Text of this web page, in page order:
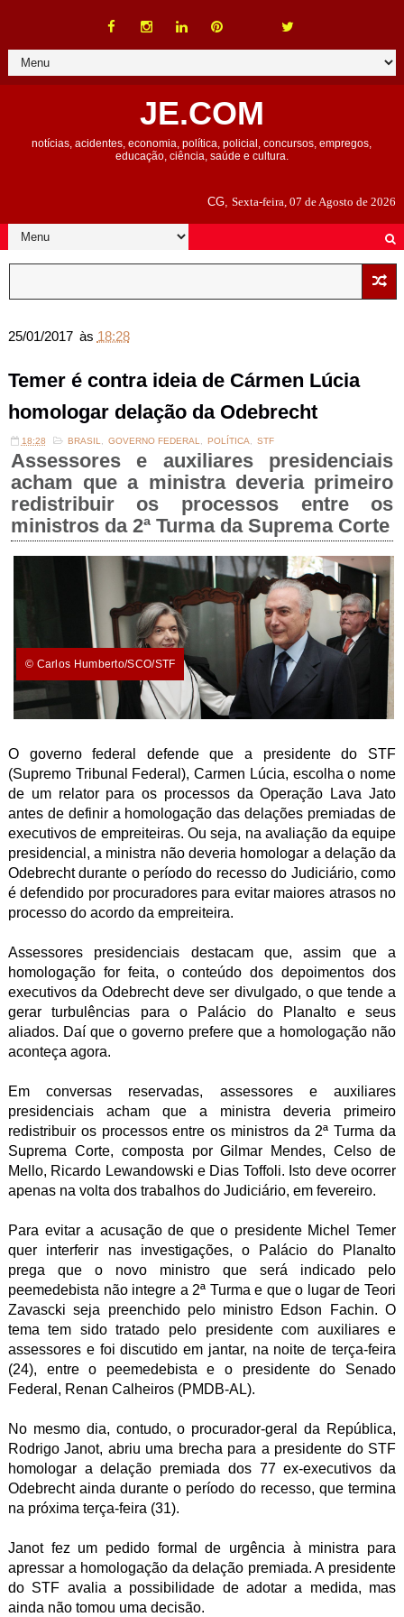
JE.COM
notícias, acidentes, economia, política, policial, concursos, empregos,
educação, ciência, saúde e cultura.
CG,Sexta-feira, 07 de Agosto de 2026
25/01/2017 às 18:28
Temer é contra ideia de Cármen Lúcia
homologar delação da Odebrecht
18:28 BRASIL GOVERNO FEDERAL POLÍTICA STF
Assessores e auxiliares presidenciais
acham que a ministra deveria primeiro
redistribuir os processos entre os
ministros da 2ª Turma da Suprema Corte
© Carlos Humberto/SCO/STF
O governo federal defende que a presidente do STF
(Supremo Tribunal Federal), Carmen Lúcia, escolha o nome
de um relator para os processos da Operação Lava Jato
antes de definir a homologação das delações premiadas de
executivos de empreiteiras. Ou seja, na avaliação da equipe
presidencial, a ministra não deveria homologar a delação da
Odebrecht durante o período do recesso do Judiciário, como
é defendido por procuradores para evitar maiores atrasos no
processo do acordo da empreiteira.
Assessores presidenciais destacam que, assim que a
homologação for feita, o conteúdo dos depoimentos dos
executivos da Odebrecht deve ser divulgado, o que tende a
gerar turbulências para o Palácio do Planalto e seus
aliados. Daí que o governo prefere que a homologação não
aconteça agora.
Em conversas reservadas, assessores e auxiliares
presidenciais acham que a ministra deveria primeiro
redistribuir os processos entre os ministros da 2ª Turma da
Suprema Corte, composta por Gilmar Mendes, Celso de
Mello, Ricardo Lewandowski e Dias Toffoli. Isto deve ocorrer
apenas na volta dos trabalhos do Judiciário, em fevereiro.
Para evitar a acusação de que o presidente Michel Temer
quer interferir nas investigações, o Palácio do Planalto
prega que o novo ministro que será indicado pelo
peemedebista não integre a 2ª Turma e que o lugar de Teori
Zavascki seja preenchido pelo ministro Edson Fachin. O
tema tem sido tratado pelo presidente com auxiliares e
assessores e foi discutido em jantar, na noite de terça-feira
(24), entre o peemedebista e o presidente do Senado
Federal, Renan Calheiros (PMDB-AL).
No mesmo dia, contudo, o procurador­-geral da República,
Rodrigo Janot, abriu uma brecha para a presidente do STF
homologar a delação premiada dos 77 ex-executivos da
Odebrecht ainda durante o período do recesso, que termina
na próxima terça-feira (31).
Janot fez um pedido formal de urgência à ministra para
apressar a homologação da delação premiada. A presidente
do STF avalia a possibilidade de adotar a medida, mas
ainda não tomou uma decisão.